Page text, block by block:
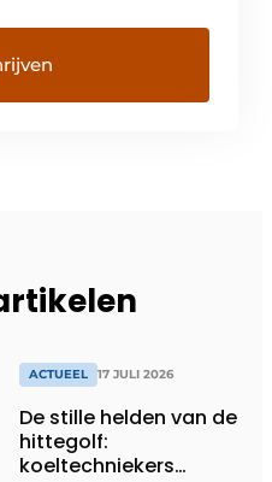
ACTUEEL 17 JULI 2026
De stille helden van de
hittegolf:
koeltechniekers